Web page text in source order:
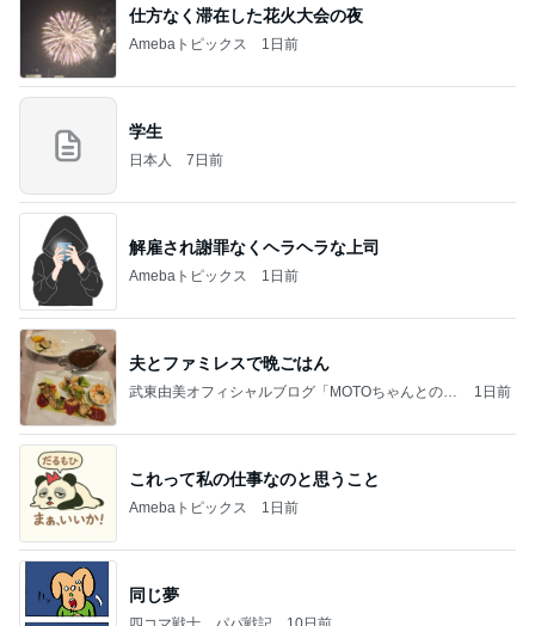
仕方なく滞在した花火大会の夜
Amebaトピックス 1日前
学生
日本人 7日前
解雇され謝罪なくヘラヘラな上司
Amebaトピックス 1日前
夫とファミレスで晩ごはん
武東由美オフィシャルブログ「MOTOちゃんとのは
1日前
これって私の仕事なのと思うこと
Amebaトピックス 1日前
同じ夢